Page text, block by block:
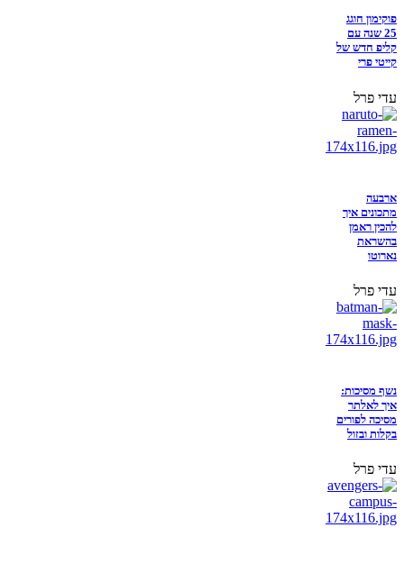
פוקימון חוגג
25 שנה עם
קליפ חדש של
קייטי פרי
עדי פרל
ארבעה
מתכונים איך
להכין ראמן
בהשראת
נארוטו
עדי פרל
נשף מסיכות:
איך לאלתר
מסיכה לפורים
בקלות ובזול
עדי פרל